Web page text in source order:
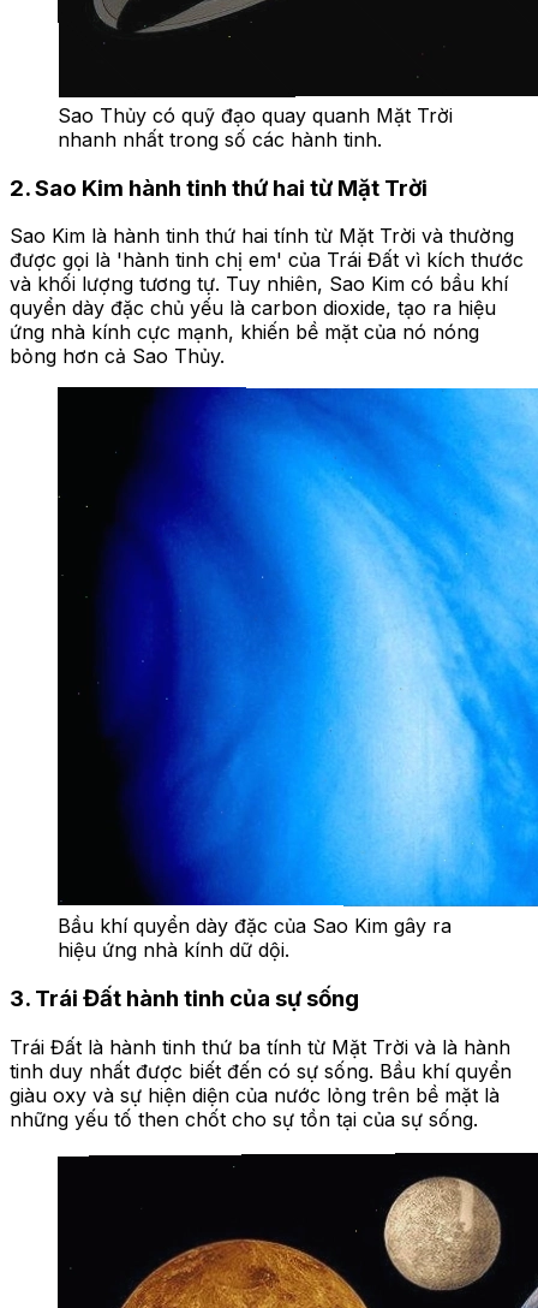
Sao Thủy có quỹ đạo quay quanh Mặt Trời
nhanh nhất trong số các hành tinh.
2. Sao Kim hành tinh thứ hai từ Mặt Trời
Sao Kim là hành tinh thứ hai tính từ Mặt Trời và thường
được gọi là 'hành tinh chị em' của Trái Đất vì kích thước
và khối lượng tương tự. Tuy nhiên, Sao Kim có bầu khí
quyển dày đặc chủ yếu là carbon dioxide, tạo ra hiệu
ứng nhà kính cực mạnh, khiến bề mặt của nó nóng
bỏng hơn cả Sao Thủy.
Bầu khí quyển dày đặc của Sao Kim gây ra
hiệu ứng nhà kính dữ dội.
3. Trái Đất hành tinh của sự sống
Trái Đất là hành tinh thứ ba tính từ Mặt Trời và là hành
tinh duy nhất được biết đến có sự sống. Bầu khí quyển
giàu oxy và sự hiện diện của nước lỏng trên bề mặt là
những yếu tố then chốt cho sự tồn tại của sự sống.